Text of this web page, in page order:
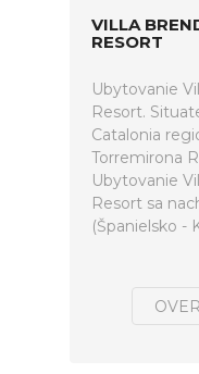
VILLA
RESORT
Ubytovanie
Resort.
Catalonia
Torremirona
Ubytovanie
Resort sa
(Španielsko -